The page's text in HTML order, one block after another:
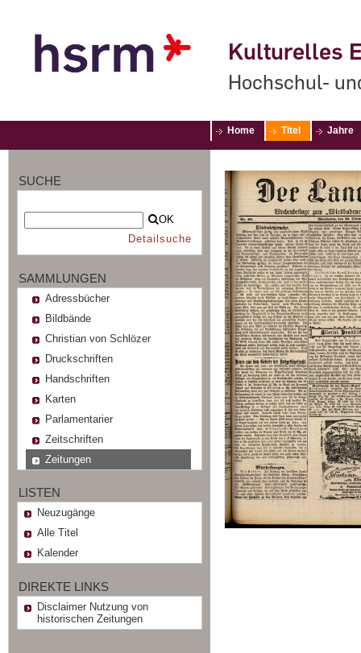
Kulturelles
Hochschul-
Home Titel Jahre
SUCHE
OK
Detailsuche
SAMMLUNGEN
Adressbücher
Bildbände
Christian von Schlözer
Druckschriften
Handschriften
Karten
Parlamentarier
Zeitschriften
Zeitungen
LISTEN
Neuzugänge
Alle Titel
Kalender
DIREKTE LINKS
Disclaimer Nutzung von
historischen Zeitungen